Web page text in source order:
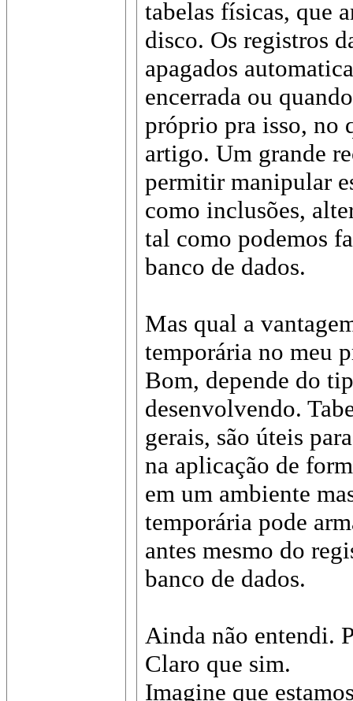
tabelas físicas, que
disco. Os registros
apagados
encerrada ou
próprio pra isso, no
artigo. Um grande
permitir manipular
como inclusões,
tal como podemos
banco de dados.
Mas qual a
temporária no meu
Bom, depende do
desenvolvendo.
gerais, são úteis
na aplicação de
em um ambiente
temporária pode
antes mesmo do
banco de dados.
Ainda não entendi.
Claro que sim.
Imagine que